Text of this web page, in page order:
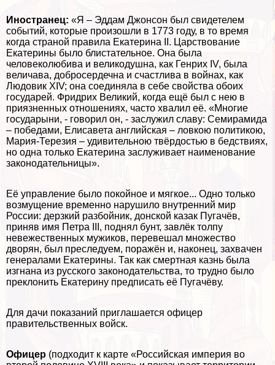
Иностранец: «Я – Эддам Джонсон был свидетелем
событий, которые произошли в 1773 году, в то время
когда страной правила Екатерина II. Царствование
Екатерины было блистательное. Она была
человеколюбива и великодушна, как Генрих IV, была
величава, добросердечна и счастлива в войнах, как
Людовик XIV; она соединяла в себе свойства обоих
государей. Фридрих Великий, когда ещё был с нею в
приязненных отношениях, часто хвалил её. «Многие
государыни, - говорил он, - заслужил славу: Семирамида
– победами, Елисавета английская – ловкою политикою,
Мария-Терезия – удивительною твёрдостью в бедствиях,
но одна только Екатерина заслуживает наименование
законодательницы».
Её управление было покойное и мягкое... Одно только
возмущение временно нарушило внутренний мир
России: дерзкий разбойник, донской казак Пугачёв,
приняв имя Петра III, поднял бунт, завлёк толпу
невежественных мужиков, перевешал множество
дворян, был преследуем, поражён и, наконец, захвачен
генералами Екатерины. Так как cмepтная казнь была
изгнана из русского законодательства, то трудно было
преклонить Екатерину предписать её Пугачёву.
Для дачи показаний приглашается офицер
правительственных войск.
Офицер (подходит к карте «Российская империя во